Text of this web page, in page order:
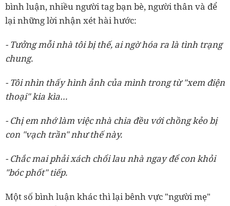
bình luận, nhiều người tag bạn bè, người thân và để
lại những lời nhận xét hài hước:
- Tưởng mỗi nhà tôi bị thế, ai ngờ hóa ra là tình trạng
chung.
- Tôi nhìn thấy hình ảnh của mình trong từ "xem điện
thoại" kia kìa…
- Chị em nhớ làm việc nhà chia đều với chồng kẻo bị
con "vạch trần" như thế này.
- Chắc mai phải xách chổi lau nhà ngay để con khỏi
"bóc phốt" tiếp.
Một số bình luận khác thì lại bênh vực "người mẹ"